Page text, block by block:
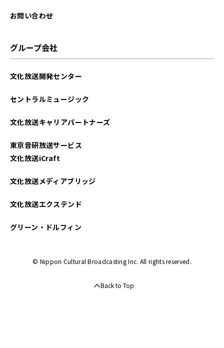
お問い合わせ
グループ会社
文化放送開発センター
セントラルミュージック
文化放送キャリアパートナーズ
東京音研放送サービス
文化放送iCraft
文化放送メディアブリッジ
文化放送エクステンド
グリーン・ドルフィン
© Nippon Cultural Broadcasting Inc. All rights reserved.
Back to Top